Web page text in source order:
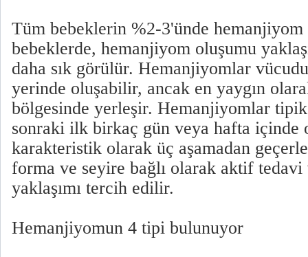
Tüm bebeklerin %2-3'ünde hemanjiyom
bebeklerde, hemanjiyom oluşumu
daha sık görülür. Hemanjiyomlar
yerinde oluşabilir, ancak en yaygın
bölgesinde yerleşir. Hemanjiyomlar
sonraki ilk birkaç gün veya hafta içinde
karakteristik olarak üç aşamadan
forma ve seyire bağlı olarak aktif
yaklaşımı tercih edilir.
Hemanjiyomun 4 tipi bulunuyor